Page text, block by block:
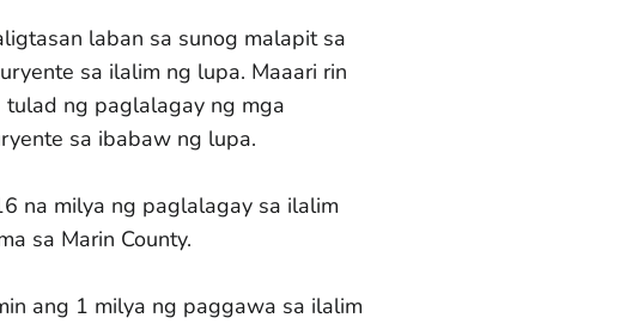
laban sa sunog malapit sa
sa ilalim ng lupa. Maaari rin
ng paglalagay ng mga
sa ibabaw ng lupa.
na milya ng paglalagay sa ilalim
sa Marin County.
ang 1 milya ng paggawa sa ilalim